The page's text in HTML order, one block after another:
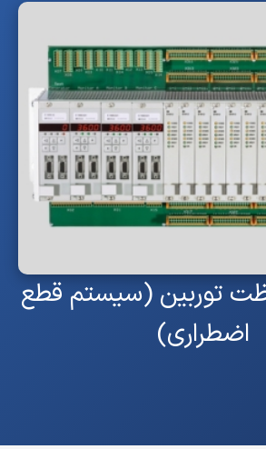
توربین (سیستم قطع
اضطراری)